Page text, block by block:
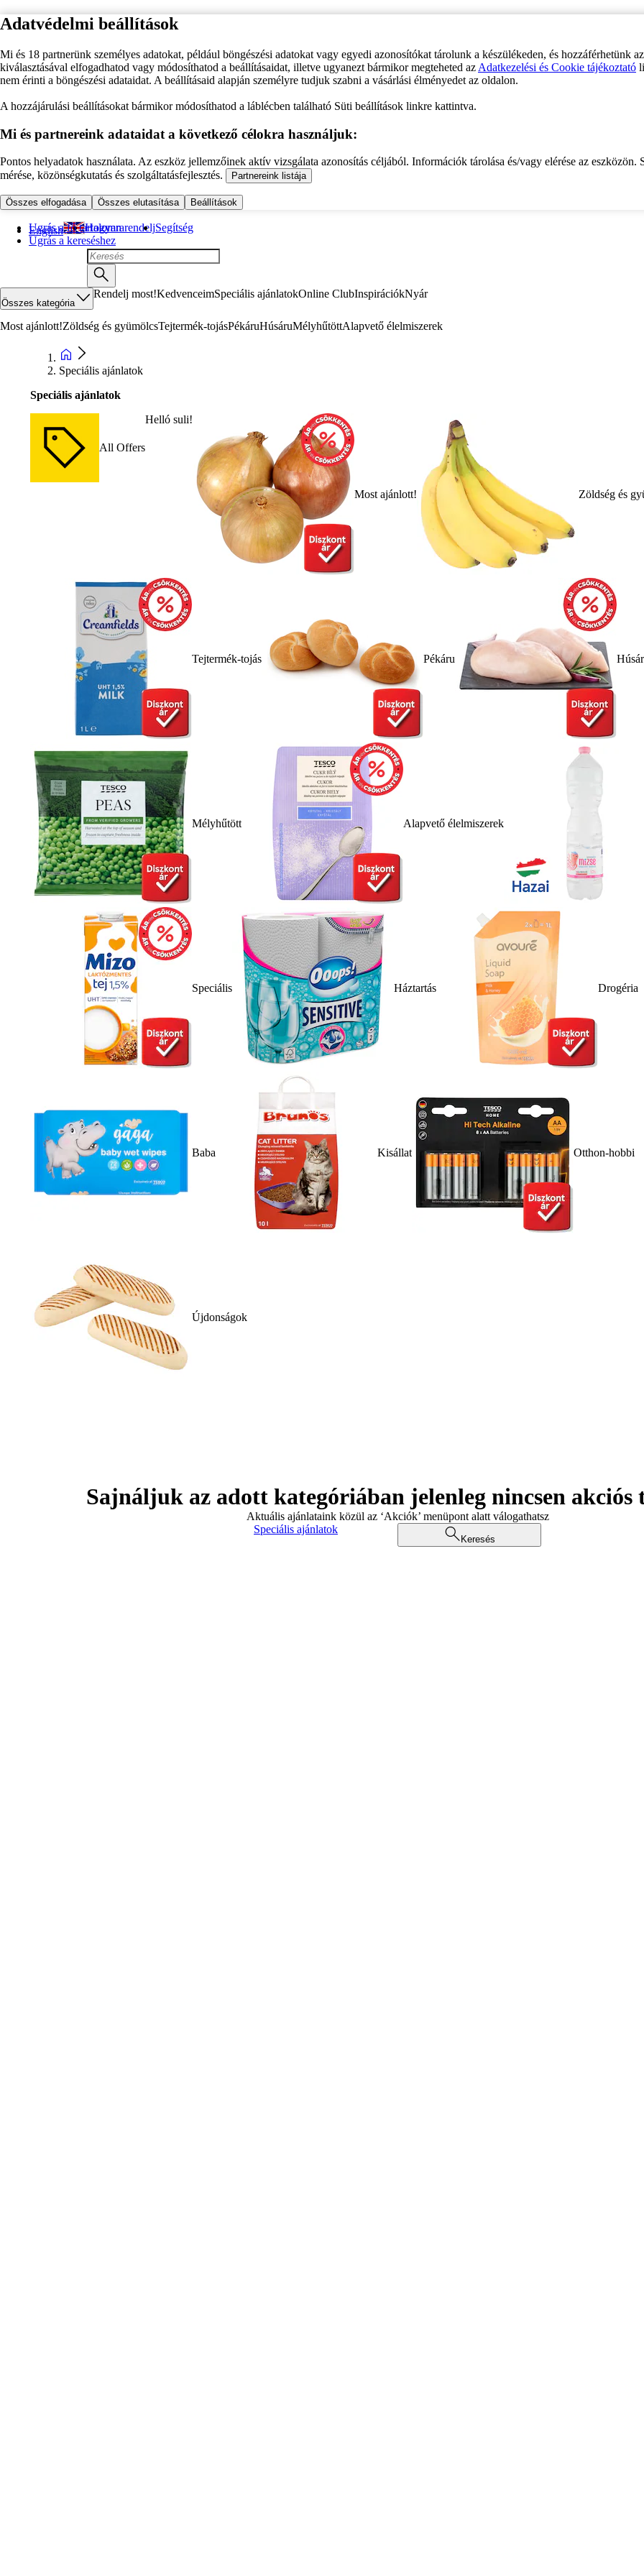
Adatvédelmi beállítások
Mi és 18 partnerünk személyes adatokat, például böngészési adatokat vagy egyedi azonosítókat tárolunk a készülékeden, és hozzáférhetünk
kiválasztásával elfogadhatod vagy módosíthatod a beállításaidat, illetve ugyanezt bármikor megteheted az Adatkezelési és Cookie tájékoztató
nem érinti a böngészési adataidat. A beállításaid alapján személyre tudjuk szabni a vásárlási élményedet az oldalon.
A hozzájárulási beállításokat bármikor módosíthatod a láblécben található Süti beállítások linkre kattintva.
Mi és partnereink adataidat a következő célokra használjuk:
Pontos helyadatok használata. Az eszköz jellemzőinek aktív vizsgálata azonosítás céljából. Információk tárolása és/vagy elérése az eszközön.
mérése, közönségkutatás és szolgáltatásfejlesztés.
Partnereink listája
Összes elfogadása Összes elutasítása Beállítások
Ugrás a fő tartalomra
Ugrás a kereséshez
English Hogyan rendeljSegítség
Összes kategória
Rendelj most!KedvenceimSpeciális ajánlatokOnline ClubInspirációkNyár
Most ajánlott!Zöldség és gyümölcsTejtermék-tojásPékáruHúsáruMélyhűtöttAlapvető élelmiszerek
Speciális ajánlatok
Speciális ajánlatok
All Offers
Helló suli!
Most ajánlott! Zöldség és
Tejtermék-tojás Pékáru
Mélyhűtött Alapvető élelmiszerek
Speciális Háztartás Drogéria
Baba Kisállat Otthon-hobbi
Újdonságok
Sajnáljuk az adott kategóriában jelenleg nincsen akciós
Aktuális ajánlataink közül az ‘Akciók’ menüpont alatt válogathatsz
Speciális ajánlatok
Keresés